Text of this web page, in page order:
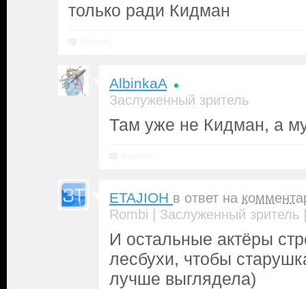
только ради Кидман
AlbinkaA
Заслуженный зритель
Там уже не Кидман, а
ETAJIOH в ответ на
Rombi | Заслуженный зритель
И остальные актёры
лесбухи, чтобы
лучше выглядела)